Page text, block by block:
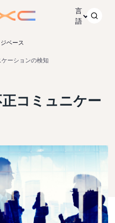
言
語
ベース
ーションの検知
コミュニケー